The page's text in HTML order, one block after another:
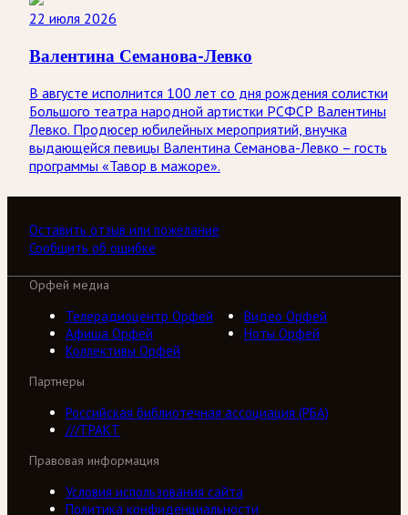
22 июля 2026
Валентина Семанова-Левко
В августе исполнится 100 лет со дня рождения солистки
Большого театра народной артистки РСФСР Валентины
Левко. Продюсер юбилейных мероприятий, внучка
выдающейся певицы Валентина Семанова-Левко – гость
программы «Тавор в мажоре».
Оставить отзыв или пожелание
Сообщить об ошибке
Орфей медиа
Телерадиоцентр Орфей
Видео Орфей
Афиша Орфей
Ноты Орфей
Коллективы Орфей
Партнеры
Российская библиотечная ассоциация (РБА)
///ТРАКТ
Правовая информация
Условия использования сайта
Политика конфиденциальности